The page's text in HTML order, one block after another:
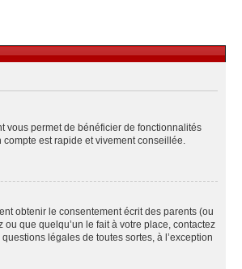
vous permet de bénéficier de fonctionnalités
est rapide et vivement conseillée.
obtenir le consentement écrit des parents (ou
que quelqu’un le fait à votre place, contactez
légales de toutes sortes, à l’exception